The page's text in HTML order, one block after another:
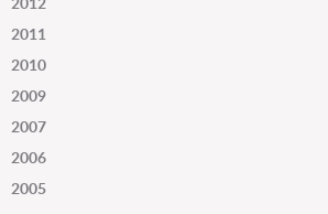
2011
2010
2009
2007
2006
2005